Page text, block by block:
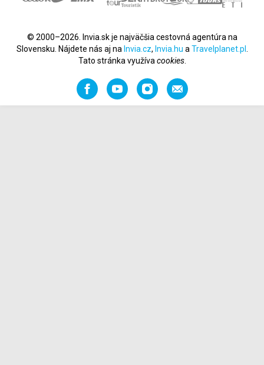
© 2000–2026. Invia.sk je najväčšia cestovná agentúra na
Slovensku. Nájdete nás aj na Invia.cz, Invia.hu a Travelplanet.pl
Tato stránka využíva cookies.
FacebookYouTubeInstagramOdporučiť